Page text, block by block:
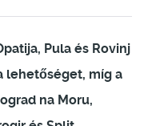
Pula és Rovinj
lehetőséget, míg a
na Moru,